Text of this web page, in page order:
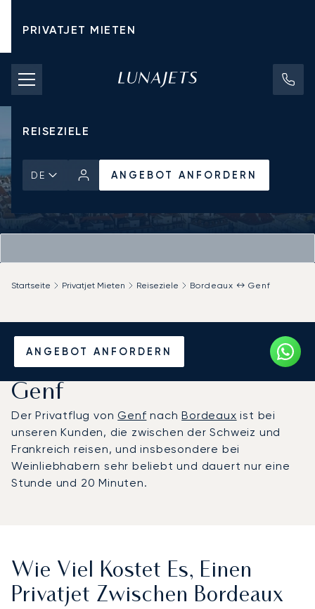
PRIVATJET MIETEN
CHARTERPREISE
PRIVATJETS
REISEZIELE
DE ANGEBOT ANFORDERN
ANGEBOT ANFORDERN
Startseite Privatjet Mieten Reiseziele Bordeaux ↔ Genf
Mieten Sie einen Privatjet
zwischen Bordeaux und
Genf
Der Privatflug vonGenf nachBordeaux ist bei
unseren Kunden, die zwischen der Schweiz und
Frankreich reisen, und insbesondere bei
Weinliebhabern sehr beliebt und dauert nur eine
Stunde und 20 Minuten.
Wie Viel Kostet Es, Einen
Privatjet Zwischen Bordeaux